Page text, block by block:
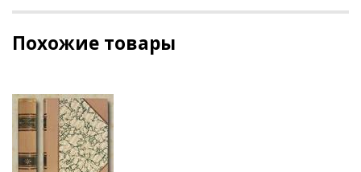
Похожие товары